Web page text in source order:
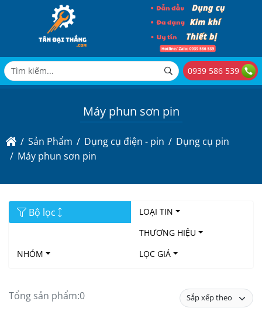
0939 586 539
Máy phun sơn pin
Sản Phẩm Dụng cụ điện - pin
Dụng cụ pin
Máy phun sơn pin
Bộ lọc
LOẠI TIN
THƯƠNG HIỆU
NHÓM
LỌC GIÁ
Tổng sản phẩm:0